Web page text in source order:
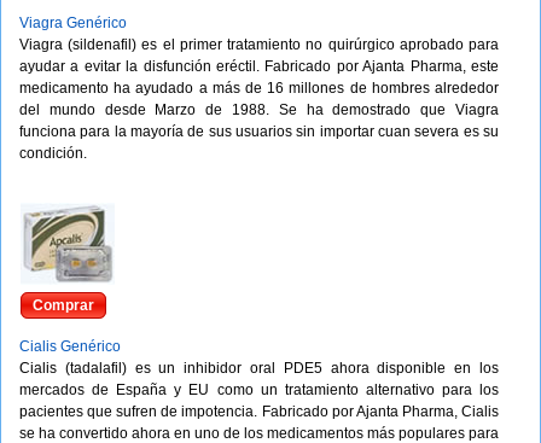
Viagra Genérico
Viagra (sildenafil) es el primer tratamiento no quirúrgico aprobado para
ayudar a evitar la disfunción eréctil. Fabricado por Ajanta Pharma, este
medicamento ha ayudado a más de 16 millones de hombres alrededor
del mundo desde Marzo de 1988. Se ha demostrado que Viagra
funciona para la mayoría de sus usuarios sin importar cuan severa es su
condición.
Comprar
Cialis Genérico
Cialis (tadalafil) es un inhibidor oral PDE5 ahora disponible en los
mercados de España y EU como un tratamiento alternativo para los
pacientes que sufren de impotencia. Fabricado por Ajanta Pharma, Cialis
se ha convertido ahora en uno de los medicamentos más populares para